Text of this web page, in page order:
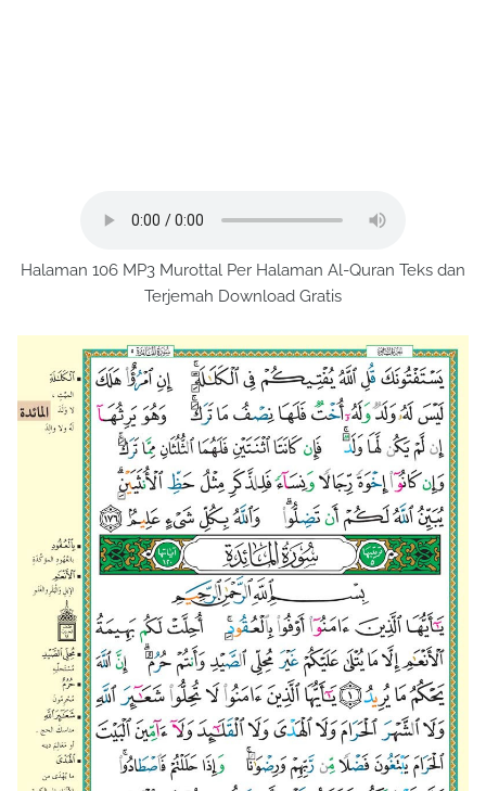
Halaman 106 MP3 Murottal Per Halaman Al-Quran Teks dan
Terjemah Download Gratis